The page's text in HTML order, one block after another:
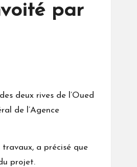
par
deux rives de l’Oued
de l’Agence
travaux, a précisé que
projet.